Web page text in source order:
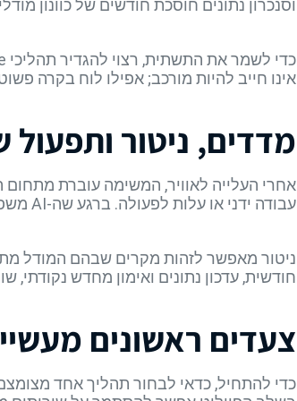
וסנכרון נתונים חוסכת חודשים של כוונון
אינו חייב להיות מורכב; אפילו לוח בקרה
מדדים, ניטור ותפעול
עבודה ידני או עלות לפעולה. ברגע שה-AI משפיע לטובה על שניים-שלושה מדדים כאלו, ניתן להרחיב את האוטומציה לתהליכים נוספים.
חודשית, עדכון נתונים ואימון מחדש
צעדים ראשונים
כדי להתחיל, כדאי לבחור תהליך אחד